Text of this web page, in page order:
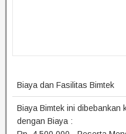
Biaya dan Fasilitas Bimtek
Biaya Bimtek ini dibebankan
dengan Biaya :